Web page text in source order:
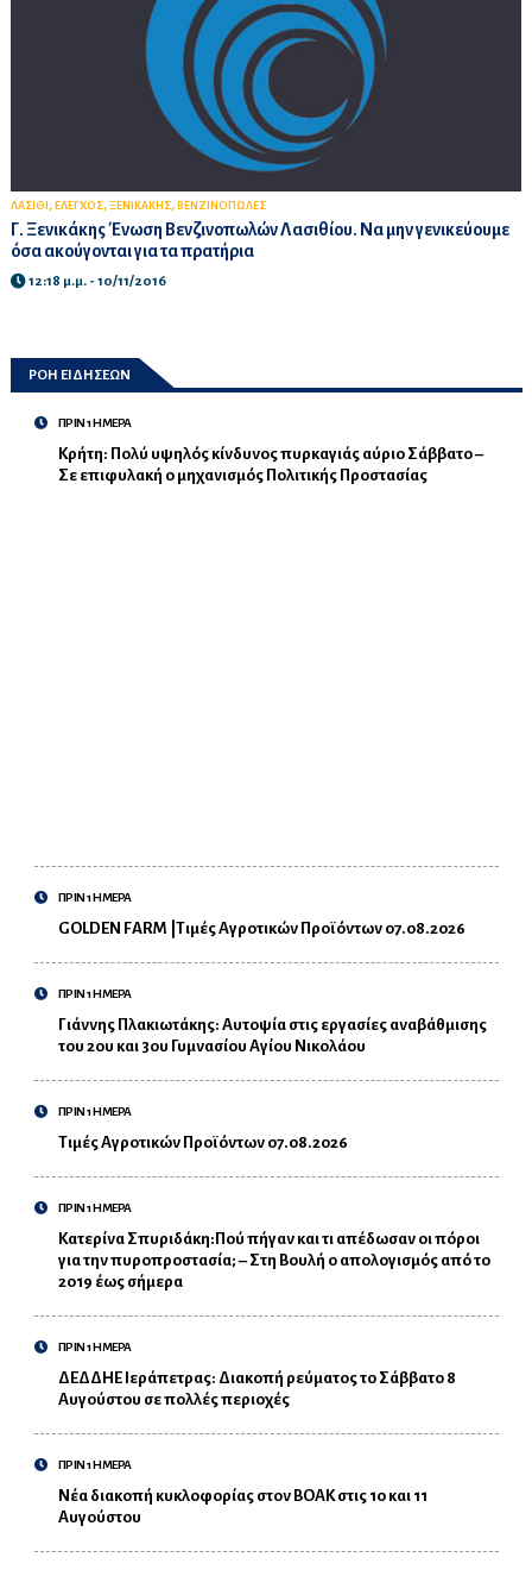
ΛΑΣΙΘΙ , ΕΛΕΓΧΟΣ, ΞΕΝΙΚΑΚΗΣ, ΒΕΝΖΙΝΟΠΩΛΕΣ
Γ. Ξενικάκης Ένωση Βενζινοπωλών Λασιθίου. Να μην γενικεύουμε
όσα ακούγονται για τα πρατήρια
12:18 μ.μ. - 10/11/2016
ΡΟΗ ΕΙΔΗΣΕΩΝ
ΠΡΙΝ 1 ΗΜΕΡΑ
Κρήτη: Πολύ υψηλός κίνδυνος πυρκαγιάς αύριο Σάββατο –
Σε επιφυλακή ο μηχανισμός Πολιτικής Προστασίας
ΠΡΙΝ 1 ΗΜΕΡΑ
GOLDEN FARM |Τιμές Αγροτικών Προϊόντων 07.08.2026
ΠΡΙΝ 1 ΗΜΕΡΑ
Γιάννης Πλακιωτάκης: Αυτοψία στις εργασίες αναβάθμισης
του 2ου και 3ου Γυμνασίου Αγίου Νικολάου
ΠΡΙΝ 1 ΗΜΕΡΑ
Τιμές Αγροτικών Προϊόντων 07.08.2026
ΠΡΙΝ 1 ΗΜΕΡΑ
Κατερίνα Σπυριδάκη:Πού πήγαν και τι απέδωσαν οι πόροι
για την πυροπροστασία; – Στη Βουλή ο απολογισμός από το
2019 έως σήμερα
ΠΡΙΝ 1 ΗΜΕΡΑ
ΔΕΔΔΗΕ Ιεράπετρας: Διακοπή ρεύματος το Σάββατο 8
Αυγούστου σε πολλές περιοχές
ΠΡΙΝ 1 ΗΜΕΡΑ
Νέα διακοπή κυκλοφορίας στον ΒΟΑΚ στις 10 και 11
Αυγούστου